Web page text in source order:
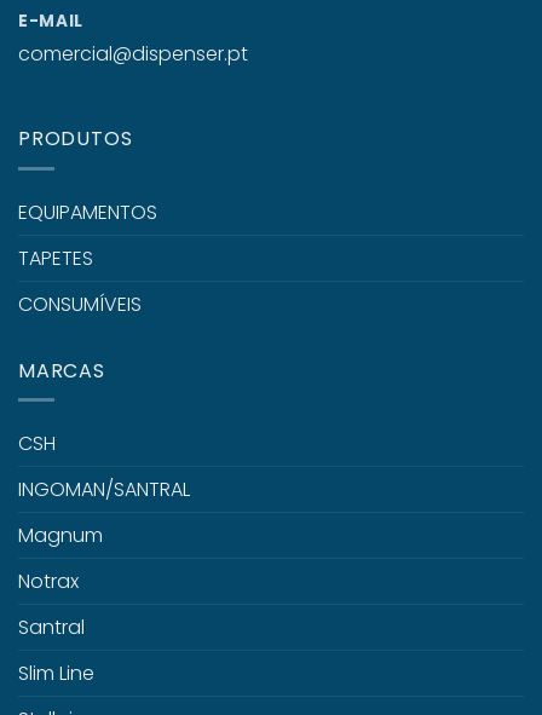
E-MAIL
comercial@dispenser.pt
PRODUTOS
EQUIPAMENTOS
TAPETES
CONSUMÍVEIS
MARCAS
CSH
INGOMAN/SANTRAL
Magnum
Notrax
Santral
Slim Line